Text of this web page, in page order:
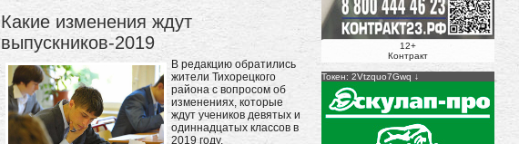
12+
Контракт
Токен: 2Vtzquo7Gwq
Какие изменения ждут
выпускников-2019
В редакцию обратились
жители Тихорецкого
района с вопросом об
изменениях, которые
ждут учеников девятых и
одиннадцатых классов в
2019 году.